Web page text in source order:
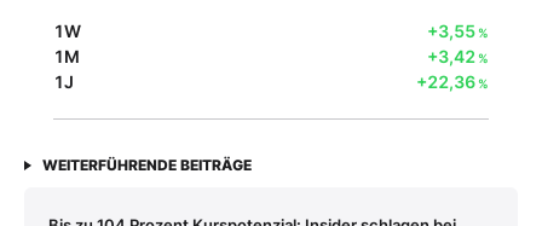
1W +3,55%
1M +3,42%
1J +22,36%
WEITERFÜHRENDE BEITRÄGE